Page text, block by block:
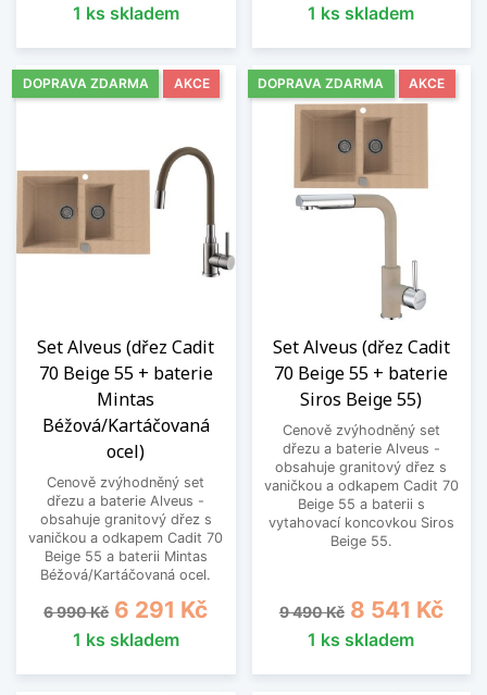
1 ks skladem 1 ks skladem
Set Alveus (dřez Cadit
70 Beige 55 + baterie
Mintas
Béžová/Kartáčovaná
ocel)
Cenově zvýhodněný set
dřezu a baterie Alveus -
obsahuje granitový dřez s
vaničkou a odkapem Cadit 70
Beige 55 a baterii Mintas
Béžová/Kartáčovaná ocel.
Běžná cena
6 990 Kč Cena
6 291 Kč
1 ks skladem
DOPRAVA ZDARMA AKCE
Set Alveus (dřez Cadit
70 Beige 55 + baterie
Siros Beige 55)
Cenově zvýhodněný set
dřezu a baterie Alveus -
obsahuje granitový dřez s
vaničkou a odkapem Cadit 70
Beige 55 a baterii s
vytahovací koncovkou Siros
Beige 55.
Běžná cena
9 490 Kč Cena
8 541 Kč
1 ks skladem
DOPRAVA ZDARMA AKCE